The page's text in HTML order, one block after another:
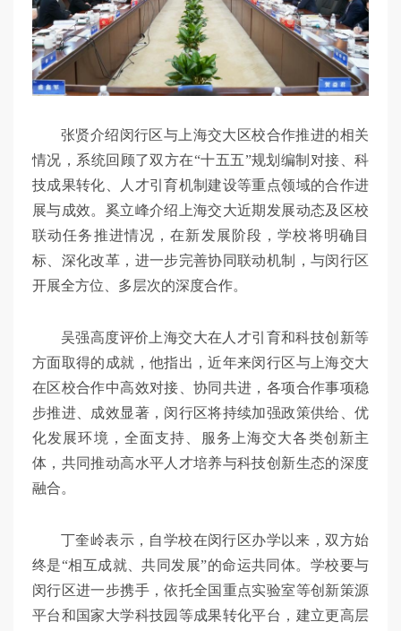
张贤介绍闵行区与上海交大区校合作推进的相关
情况，系统回顾了双方在“十五五”规划编制对接、科
技成果转化、人才引育机制建设等重点领域的合作进
展与成效。奚立峰介绍上海交大近期发展动态及区校
联动任务推进情况，在新发展阶段，学校将明确目
标、深化改革，进一步完善协同联动机制，与闵行区
开展全方位、多层次的深度合作。
吴强高度评价上海交大在人才引育和科技创新等
方面取得的成就，他指出，近年来闵行区与上海交大
在区校合作中高效对接、协同共进，各项合作事项稳
步推进、成效显著，闵行区将持续加强政策供给、优
化发展环境，全面支持、服务上海交大各类创新主
体，共同推动高水平人才培养与科技创新生态的深度
融合。
丁奎岭表示，自学校在闵行区办学以来，双方始
终是“相互成就、共同发展”的命运共同体。学校要与
闵行区进一步携手，依托全国重点实验室等创新策源
平台和国家大学科技园等成果转化平台，建立更高层